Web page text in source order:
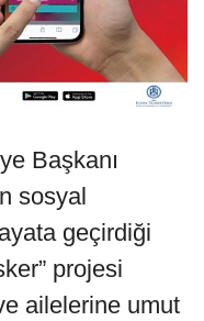
Başkanı
sosyal
geçirdiği
projesi
ailelerine umut